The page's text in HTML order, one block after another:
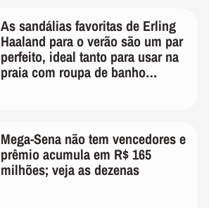
As sandálias favoritas de Erling
Haaland para o verão são um par
perfeito, ideal tanto para usar na
praia com roupa de banho
Mega-Sena não tem vencedores e
prêmio acumula em R$ 165
milhões; veja as dezenas